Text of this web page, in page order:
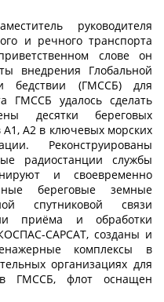
руководителя
и речного транспорта
слове он
внедрения Глобальной
бедствии (ГМССБ) для
ГМССБ удалось сделать
десятки береговых
А2 в ключевых морских
Реконструированы
радиостанции службы
и своевременно
береговые земные
спутниковой связи
приёма и обработки
САРСАТ, созданы и
комплексы в
организациях для
ГМССБ, флот оснащен